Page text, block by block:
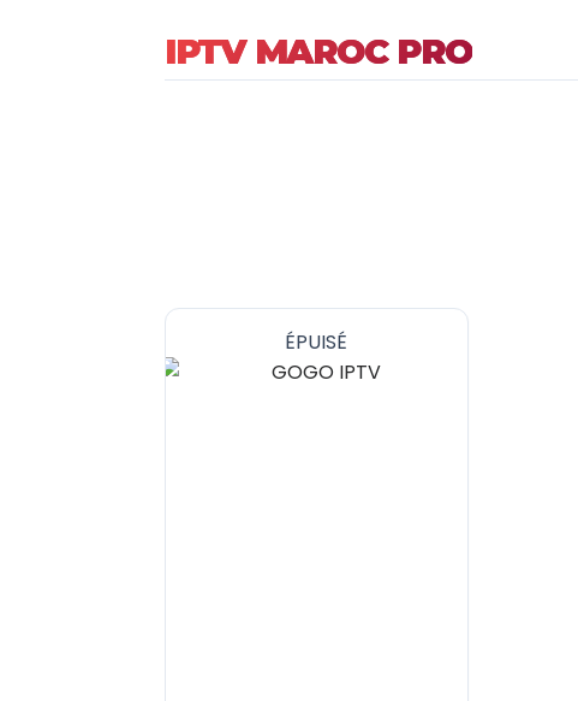
IPTV MAROC PRO
ÉPUISÉ